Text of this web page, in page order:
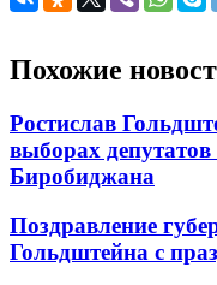
Похожие
Ростислав
выборах
Биробиджана
Поздравление
Гольдштейна с